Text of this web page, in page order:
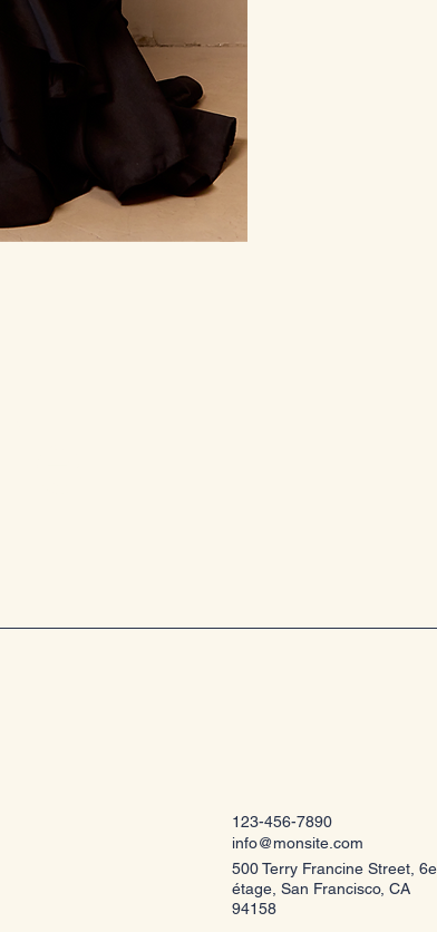
123-456-7890
info@monsite.com
500 Terry Francine Street, 6e
étage, San Francisco, CA
94158